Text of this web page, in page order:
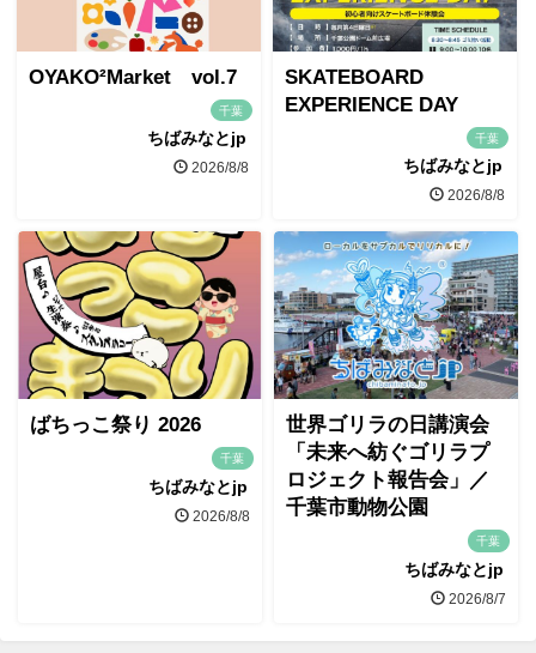
OYAKO²Market vol.7
千葉
ちばみなとjp
2026/8/8
SKATEBOARD
EXPERIENCE DAY
千葉
ちばみなとjp
2026/8/8
ばちっこ祭り 2026
千葉
ちばみなとjp
2026/8/8
世界ゴリラの日講演会
「未来へ紡ぐゴリラプ
ロジェクト報告会」／
千葉市動物公園
千葉
ちばみなとjp
2026/8/7